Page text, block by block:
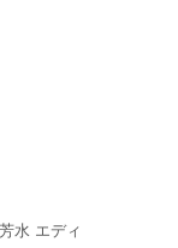
水 エディ